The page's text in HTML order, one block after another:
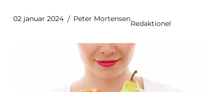
02 januar 2024 Peter Mortensen
Redaktionel